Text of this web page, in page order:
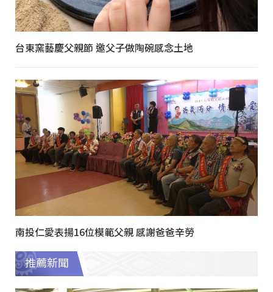
台東窯藝慶父親節 邀父子做陶碗感念土地
南投仁愛表揚16位模範父親 感謝爸爸辛勞
推薦新聞